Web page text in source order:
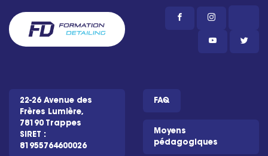
22-26 Avenue des
Frères Lumière,
78190 Trappes
SIRET :
81955764600026
FAQ
Moyens
pédagogiques